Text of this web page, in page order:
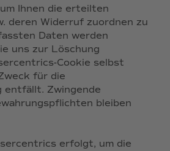
Ihnen die erteilten
deren Widerruf zuordnen zu
Daten werden
uns zur Löschung
Cookie selbst
für die
entfällt. Zwingende
bleiben
erfolgt, um die